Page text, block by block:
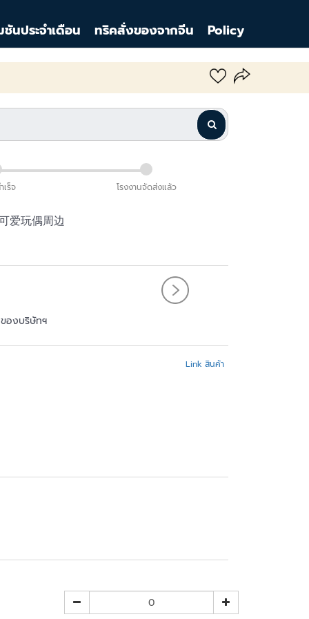
ชันประจำเดือน ทริคสั่งของจากจีน Policy
เร็จ โรงงานจัดส่งแล้ว
爱玩偶周边
ของบริษัทฯ
Link สินค้า